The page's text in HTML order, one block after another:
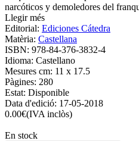
narcóticos y demoledores del
Llegir més
Editorial: Ediciones Cátedra
Matèria: Castellana
ISBN: 978-84-376-3832-4
Idioma: Castellano
Mesures cm: 11 x 17.5
Pàgines: 280
Estat: Disponible
Data d'edició: 17-05-2018
0.00€(IVA inclòs)
En stock